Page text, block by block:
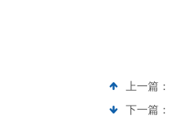
上一篇：
下一篇：